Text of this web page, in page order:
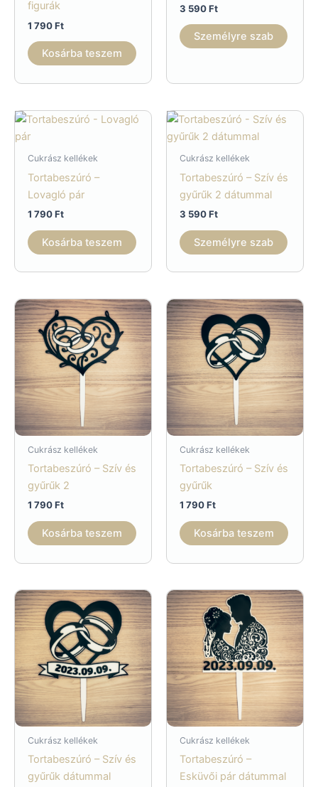
figurák
1 790Ft
Kosárba teszem
3 590Ft
Személyre szab
Cukrász kellékek
Tortabeszúró –
Lovagló pár
1 790Ft
Kosárba teszem
Cukrász kellékek
Tortabeszúró – Szív és
gyűrűk 2 dátummal
3 590Ft
Személyre szab
Cukrász kellékek
Tortabeszúró – Szív és
gyűrűk 2
1 790Ft
Kosárba teszem
Cukrász kellékek
Tortabeszúró – Szív és
gyűrűk
1 790Ft
Kosárba teszem
Cukrász kellékek
Tortabeszúró – Szív és
gyűrűk dátummal
Cukrász kellékek
Tortabeszúró –
Esküvői pár dátummal